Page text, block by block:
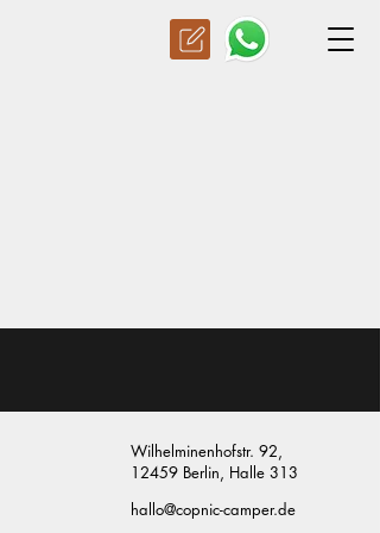
Wilhelminenhofstr. 92,
12459 Berlin, Halle 313
hallo@copnic-camper.de